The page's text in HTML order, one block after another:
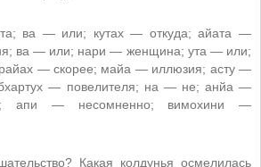
ва — или; кутах — откуда; айата —
ва — или; нари — женщина; ута — или;
— скорее; майа — иллюзия; асту —
— повелителя; на — не; анйа —
— несомненно; вимохини —
Какая колдунья осмелилась